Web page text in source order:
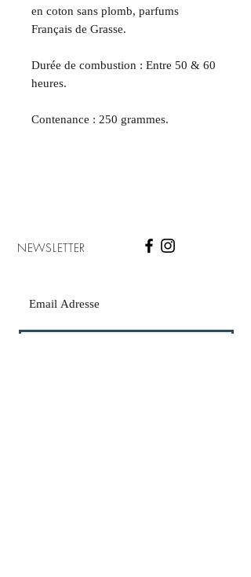
en coton sans plomb, parfums
Français de Grasse.
Durée de combustion : Entre 50 & 60
heures.
Contenance : 250 grammes.
NEWSLETTER